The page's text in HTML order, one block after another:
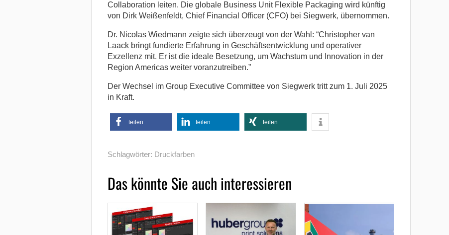
Collaboration leiten. Die globale Business Unit Flexible Packaging wird künftig
von Dirk Weißenfeldt, Chief Financial Officer (CFO) bei Siegwerk, übernommen.
Dr. Nicolas Wiedmann zeigte sich überzeugt von der Wahl: “Christopher van
Laack bringt fundierte Erfahrung in Geschäftsentwicklung und operativer
Exzellenz mit. Er ist die ideale Besetzung, um Wachstum und Innovation in der
Region Americas weiter voranzutreiben.”
Der Wechsel im Group Executive Committee von Siegwerk tritt zum 1. Juli 2025
in Kraft.
teilen teilen teilen
Schlagwörter: Druckfarben
Das könnte Sie auch interessieren